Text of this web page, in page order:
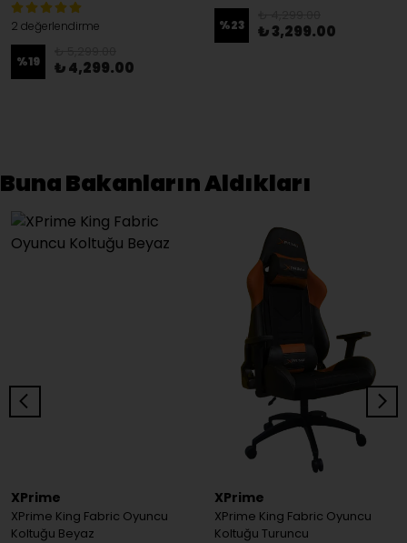
2 değerlendirme
%19 ₺ 4,299.00
%23 ₺ 3,299.00
Buna Bakanların Aldıkları
XPrime
XPrime King Fabric Oyuncu
Koltuğu Beyaz
XPrime
XPrime King Fabric Oyuncu
Koltuğu Turuncu